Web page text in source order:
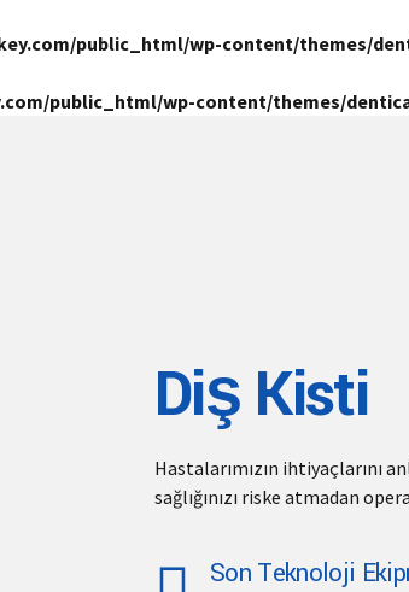
public_html/wp-content/themes/
public_html/wp-content/themes/
Diş Kisti
Hastalarımızın ihtiyaçlarını
sağlığınızı riske atmadan
Son Teknoloji